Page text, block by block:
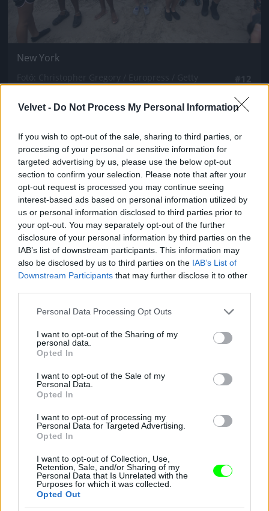
Velvet - Do Not Process My Personal Information
If you wish to opt-out of the sale, sharing to third parties, or
processing of your personal or sensitive information for
targeted advertising by us, please use the below opt-out
section to confirm your selection. Please note that after your
opt-out request is processed you may continue seeing
interest-based ads based on personal information utilized by
us or personal information disclosed to third parties prior to
your opt-out. You may separately opt-out of the further
disclosure of your personal information by third parties on the
IAB’s list of downstream participants. This information may
also be disclosed by us to third parties on the IAB’s List of
Downstream Participants that may further disclose it to other
Please note that this website/app uses one or more Google
not limited to your visit or usage behaviour. You may click to
grant or deny consent to Google and its third-party tags to
use your data for below specified purposes in below Google
consent section.
Personal Data Processing Opt Outs
I want to opt-out of the Sharing of my
personal data.
Opted In
I want to opt-out of the Sale of my
Personal Data.
Opted In
I want to opt-out of processing my
Personal Data for Targeted Advertising.
Opted In
I want to opt-out of Collection, Use,
Retention, Sale, and/or Sharing of my
Personal Data that Is Unrelated with the
Purposes for which it was collected.
Opted Out
New York
Jön még kép!
Jön még kép!